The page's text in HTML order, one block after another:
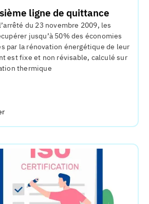
ligne de quittance
du 23 novembre 2009, les
jusqu’à 50% des économies
par la rénovation énergétique de leur
est fixe et non révisable, calculé sur
thermique